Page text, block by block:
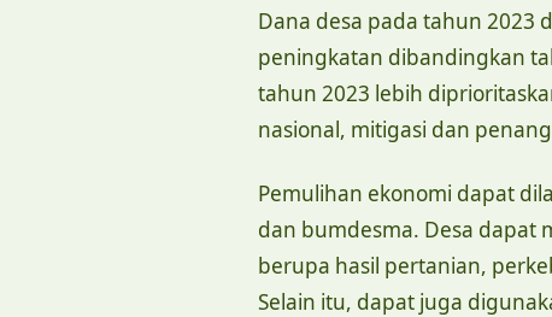
Dana desa pada tahun 2023
peningkatan dibandingkan
tahun 2023 lebih
nasional, mitigasi dan
Pemulihan ekonomi dapat
dan bumdesma. Desa dapat
berupa hasil pertanian,
Selain itu, dapat juga